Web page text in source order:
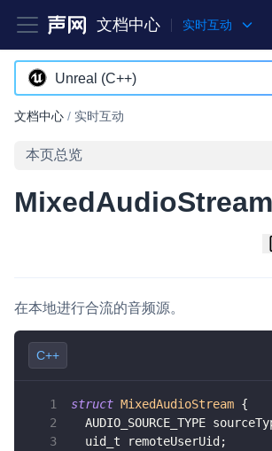
文档中心 实时互动
产品 解决方案
突破传统文字交互模式，与 AI 进行高拟真、
扩展性和更优秀的互动效果
实时消息
一整套低延时、高并发、可扩展、高可靠的
即时通讯 IM NEW
一整套高可靠、低时延、高并发、安全、全
Unreal (C++)
Android
iOS
小程序
Electron
Unity
文档中心 / 实时互动
本页总览
MixedAudioStream
在本地进行合流的音频源。
C++
struct MixedAudioStream {
AUDIO_SOURCE_TYPE
  uid_t remoteUserUid
;